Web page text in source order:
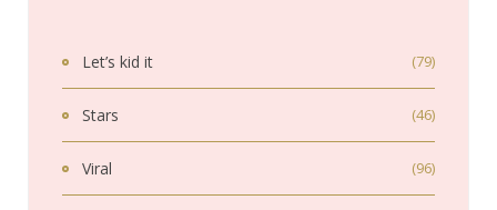
Let’s kid it (79)
Stars (46)
Viral (96)